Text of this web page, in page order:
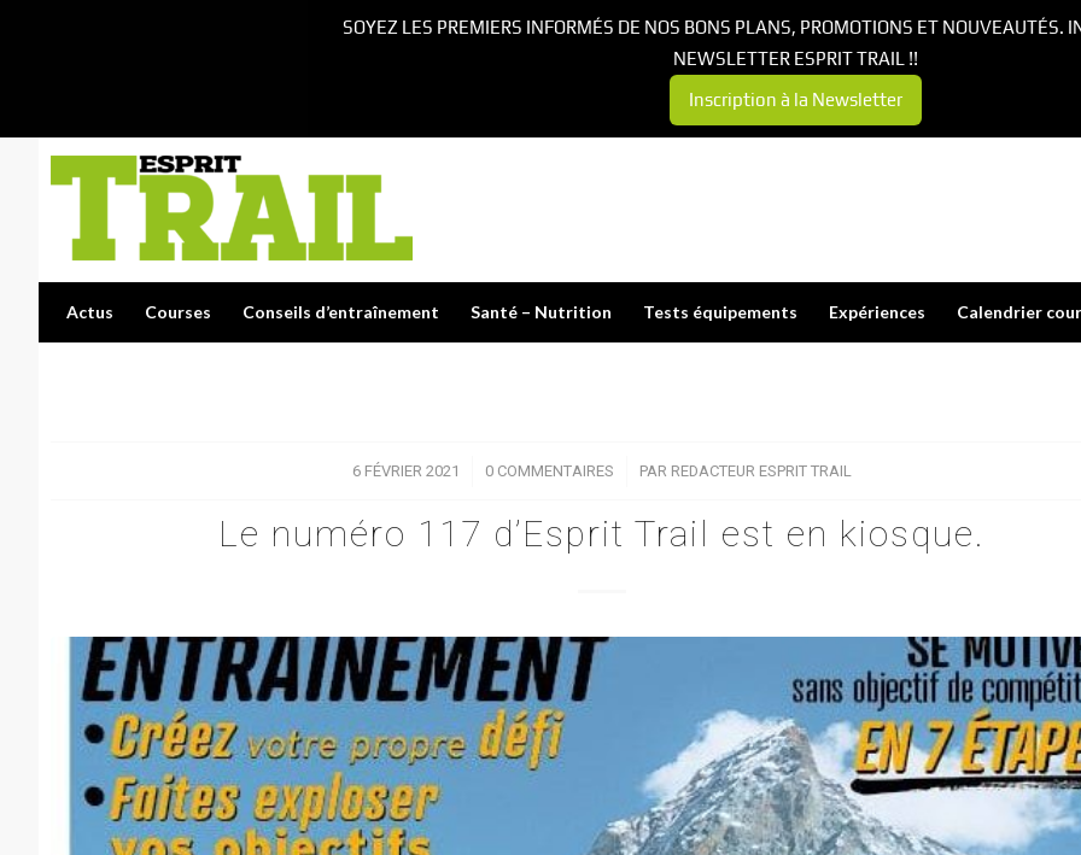
Actus Courses Conseils d’entraînement Santé – Nutrition Tests équipements Expériences Calendrier
6 FÉVRIER 2021
/ 0 COMMENTAIRES
/ PAR REDACTEUR ESPRIT TRAIL
Le numéro 117 d’Esprit Trail est en kiosque.
SOYEZ LES PREMIERS INFORMÉS DE NOS BONS PLANS, PROMOTIONS ET NOUVEAUTÉS.
NEWSLETTER ESPRIT TRAIL !!
Inscription à la Newsletter